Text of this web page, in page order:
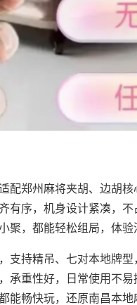
配郑州麻将夹胡、边胡
有序，机身设计紧凑，
，都能轻松组局，体验
支持精吊、七对本地牌
承重性好，日常使用不
畅快玩，还原南昌本地